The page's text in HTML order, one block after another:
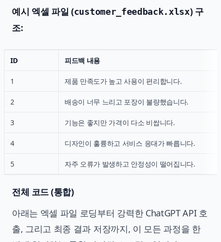
예시 엑셀 파일 (customer_feedback.xlsx) 구
조:
ID 피드백 내용
1 제품 만족도가 높고 사용이 편리합니다.
2 배송이 너무 느리고 포장이 불량했습니다.
3 기능은 좋지만 가격이 다소 비쌉니다.
4 디자인이 훌륭하고 서비스 응대가 빠릅니다.
5 자주 오류가 발생하고 안정성이 떨어집니다.
전체 코드 (통합)
아래는 엑셀 파일 로딩부터 강력한 ChatGPT API 호
출, 그리고 최종 결과 저장까지, 이 모든 과정을 한